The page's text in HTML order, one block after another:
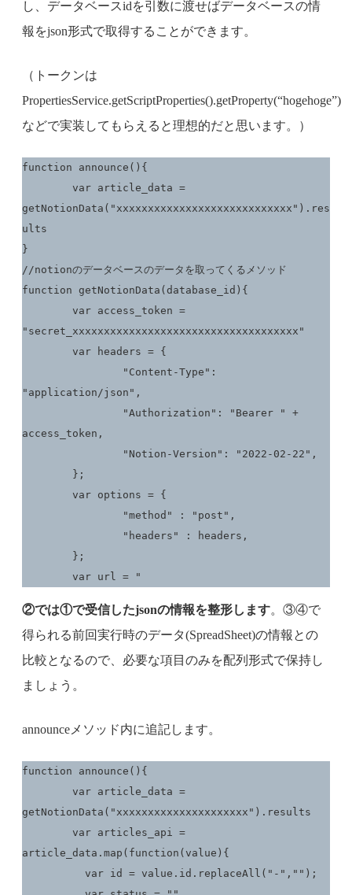
し、データベースidを引数に渡せばデータベースの情
報をjson形式で取得することができます。
（トークンは
PropertiesService.getScriptProperties().getProperty(“hogehoge”)
などで実装してもらえると理想的だと思います。）
function announce(){
getNotionData("xxxxxxxxxxxxxxxxxxxxxxxxxxxx").res
ults
}
//notionのデータベースのデータを取ってくるメソッド
function getNotionData(database_id){
"secret_xxxxxxxxxxxxxxxxxxxxxxxxxxxxxxxxxxxx"
"application/json",
access_token,
	var url = "
②では①で受信したjsonの情報を整形します。③④で
得られる前回実行時のデータ(SpreadSheet)の情報との
比較となるので、必要な項目のみを配列形式で保持し
ましょう。
announceメソッド内に追記します。
function announce(){
getNotionData("xxxxxxxxxxxxxxxxxxxxx").results
article_data.map(function(value){